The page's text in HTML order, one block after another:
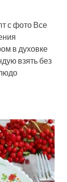
с фото Все
в духовке
взять без